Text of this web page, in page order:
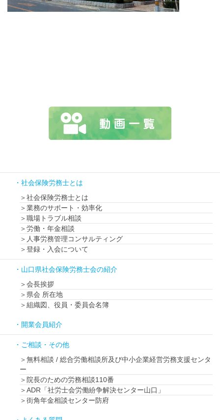
社会保険労務士とは
社会保険労務士とは
業務のサポート・効率化
職場トラブル相談
労働・年金相談
人事労務管理コンサルティング
登録・入会について
山口県社会保険労務士会の紹介
会長挨拶
県会 所在地
組織図、役員・委員会名簿
開業会員紹介
ご相談・その他
無料相談 / 総合労働相談所及び中小企業経営労務支援センタ
ー
院長のための労務相談110番
ADR「社労士会労働紛争解決センター山口」
街角年金相談センター防府